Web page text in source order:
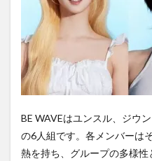
BE WAVEはユンスル、ジウ
の6人組です。各メンバーは
熱を持ち、グループの多様性